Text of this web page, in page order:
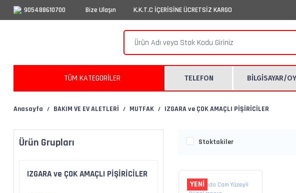
905488610700 Bize Ulaşın K.K.T.C İÇERİSİNE ÜCRETSİZ KARGO
TÜM KATEGORİLER TELEFON BİLGİSAYAR/
Anasayfa BAKIM VE EV ALETLERİ MUTFAK IZGARA ve ÇOK AMAÇLI PİŞİRİCİLER
Ürün Grupları
IZGARA ve ÇOK AMAÇLI PİŞİRİCİLER
Stoktakiler
YENİ